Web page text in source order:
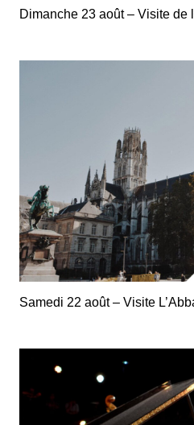
Dimanche 23 août – Visite
Samedi 22 août – Visite